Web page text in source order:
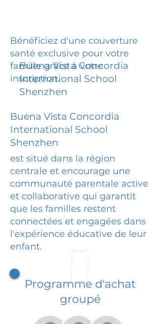
Bénéficiez d'une couverture
santé exclusive pour votre
famille grâce à votre
inscription.
Buena Vista Concordia
International School
Shenzhen
Buena Vista Concordia
International School
Shenzhen
est situé dans la région
centrale et encourage une
communauté parentale active
et collaborative qui garantit
que les familles restent
connectées et engagées dans
l'expérience éducative de leur
enfant.
Programme d'achat
groupé